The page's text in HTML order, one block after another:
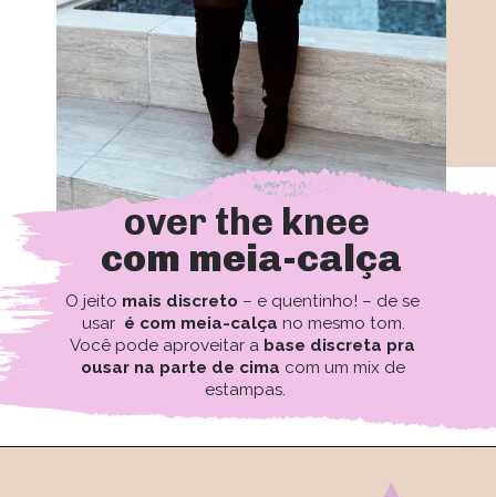
over the knee
com meia-calça
O jeito mais discreto – e quentinho! – de se
usar é com meia-calça no mesmo tom.
Você pode aproveitar a base discreta pra
ousar na parte de cima com um mix de
estampas.